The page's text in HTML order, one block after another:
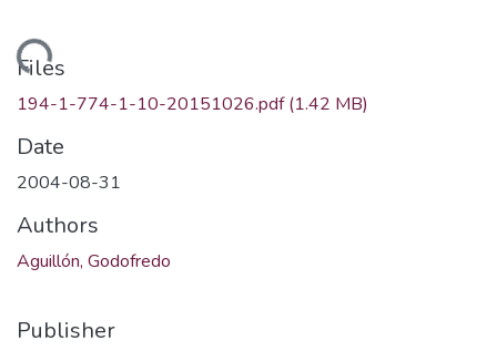
Files
194-1-774-1-10-20151026.pdf(1.42 MB)
Date
2004-08-31
Authors
Aguillón, Godofredo
Publisher